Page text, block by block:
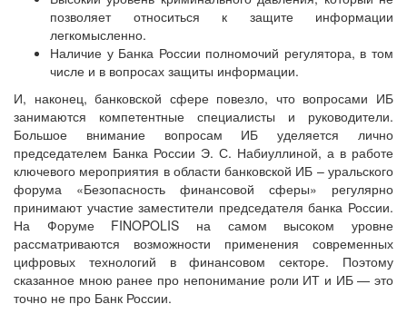
позволяет относиться к защите информации
легкомысленно.
Наличие у Банка России полномочий регулятора, в том
числе и в вопросах защиты информации.
И, наконец, банковской сфере повезло, что вопросами ИБ
занимаются компетентные специалисты и руководители.
Большое внимание вопросам ИБ уделяется лично
председателем Банка России Э. С. Набиуллиной, а в работе
ключевого мероприятия в области банковской ИБ – уральского
форума «Безопасность финансовой сферы» регулярно
принимают участие заместители председателя банка России.
На Форуме FINOPOLIS на самом высоком уровне
рассматриваются возможности применения современных
цифровых технологий в финансовом секторе. Поэтому
сказанное мною ранее про непонимание роли ИТ и ИБ — это
точно не про Банк России.